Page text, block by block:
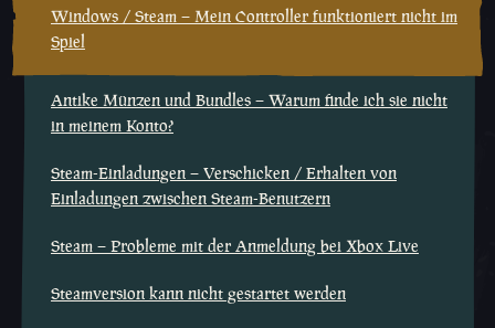
Windows / Steam – Mein Controller funktioniert nicht im
Spiel
Antike Münzen und Bundles – Warum finde ich sie nicht
in meinem Konto?
Steam-Einladungen – Verschicken / Erhalten von
Einladungen zwischen Steam-Benutzern
Steam – Probleme mit der Anmeldung bei Xbox Live
Steamversion kann nicht gestartet werden